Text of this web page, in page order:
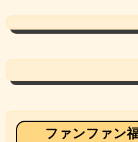
ファンファン